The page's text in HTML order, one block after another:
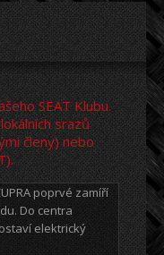
SEAT Klubu.
srazů
členy) nebo
poprvé zamíří
Do centra
elektrický